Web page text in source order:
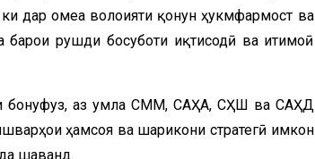
дар ҷомеа волоияти қонун ҳукмфармост ва
рушди босуботи иқтисодӣ ва иҷтимоӣ
бонуфуз, аз ҷумла СММ, САҲА, СҲШ ва САҲД
ҳамсоя ва шарикони стратегӣ имкон
шаванд.